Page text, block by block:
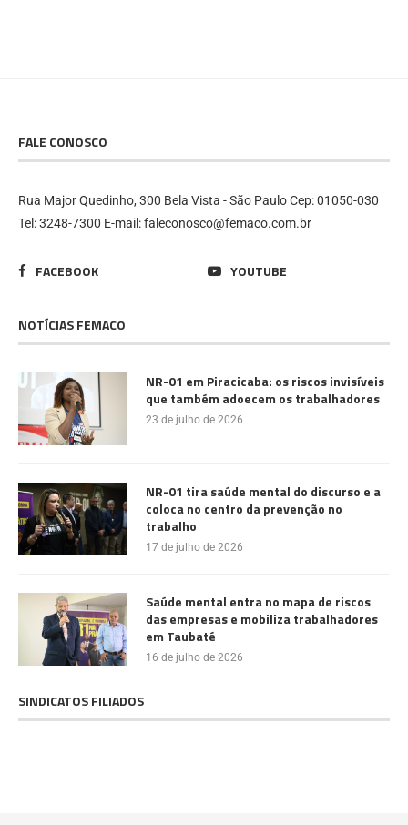
FALE CONOSCO
Rua Major Quedinho, 300 Bela Vista - São Paulo Cep: 01050-030
Tel: 3248-7300 E-mail: faleconosco@femaco.com.br
FACEBOOK YOUTUBE
NOTÍCIAS FEMACO
NR-01 em Piracicaba: os riscos invisíveis
que também adoecem os trabalhadores
23 de julho de 2026
NR-01 tira saúde mental do discurso e a
coloca no centro da prevenção no
trabalho
17 de julho de 2026
Saúde mental entra no mapa de riscos
das empresas e mobiliza trabalhadores
em Taubaté
16 de julho de 2026
SINDICATOS FILIADOS